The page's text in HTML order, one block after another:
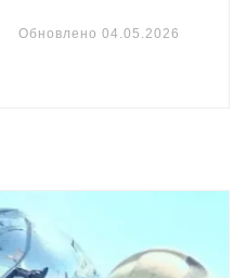
Обновлено 04.05.2026